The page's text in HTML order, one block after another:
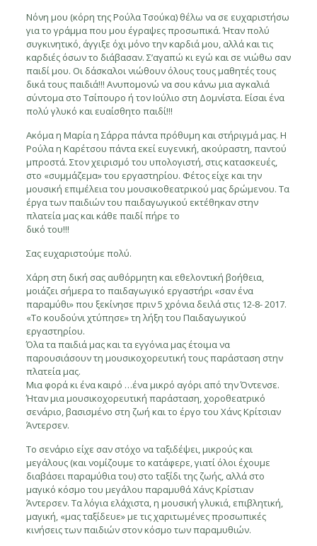
Νόνη μου (κόρη της Ρούλα Τσούκα) θέλω να σε ευχαριστήσω
για το γράμμα που μου έγραψες προσωπικά. Ήταν πολύ
συγκινητικό, άγγιξε όχι μόνο την καρδιά μου, αλλά και τις
καρδιές όσων το διάβασαν. Σ’αγαπώ κι εγώ και σε νιώθω σαν
παιδί μου. Οι δάσκαλοι νιώθουν όλους τους μαθητές τους
δικά τους παιδιά!!! Ανυπομονώ να σου κάνω μια αγκαλιά
σύντομα στο Τσίπουρο ή τον Ιούλιο στη Δομνίστα. Είσαι ένα
πολύ γλυκό και ευαίσθητο παιδί!!!
Ακόμα η Μαρία η Σάρρα πάντα πρόθυμη και στήριγμά μας. Η
Ρούλα η Καρέτσου πάντα εκεί ευγενική, ακούραστη, παντού
μπροστά. Στον χειρισμό του υπολογιστή, στις κατασκευές,
στο «συμμάζεμα» του εργαστηρίου. Φέτος είχε και την
μουσική επιμέλεια του μουσικοθεατρικού μας δρώμενου. Τα
έργα των παιδιών του παιδαγωγικού εκτέθηκαν στην
πλατεία μας και κάθε παιδί πήρε το
δικό του!!!
Σας ευχαριστούμε πολύ.
Χάρη στη δική σας αυθόρμητη και εθελοντική βοήθεια,
μοιάζει σήμερα το παιδαγωγικό εργαστήρι «σαν ένα
παραμύθι» που ξεκίνησε πριν 5 χρόνια δειλά στις 12-8- 2017.
«Το κουδούνι χτύπησε» τη λήξη του Παιδαγωγικού
εργαστηρίου.
Όλα τα παιδιά μας και τα εγγόνια μας έτοιμα να
παρουσιάσουν τη μουσικοχορευτική τους παράσταση στην
πλατεία μας.
Μια φορά κι ένα καιρό …ένα μικρό αγόρι από την Όντενσε.
Ήταν μια μουσικοχορευτική παράσταση, χοροθεατρικό
σενάριο, βασισμένο στη ζωή και το έργο του Χάνς Κρίτσιαν
Άντερσεν.
Το σενάριο είχε σαν στόχο να ταξιδέψει, μικρούς και
μεγάλους (και νομίζουμε το κατάφερε, γιατί όλοι έχουμε
διαβάσει παραμύθια του) στο ταξίδι της ζωής, αλλά στο
μαγικό κόσμο του μεγάλου παραμυθά Χάνς Κρίστιαν
Άντερσεν. Τα λόγια ελάχιστα, η μουσική γλυκιά, επιβλητική,
μαγική, «μας ταξίδευε» με τις χαριτωμένες προσωπικές
κινήσεις των παιδιών στον κόσμο των παραμυθιών.